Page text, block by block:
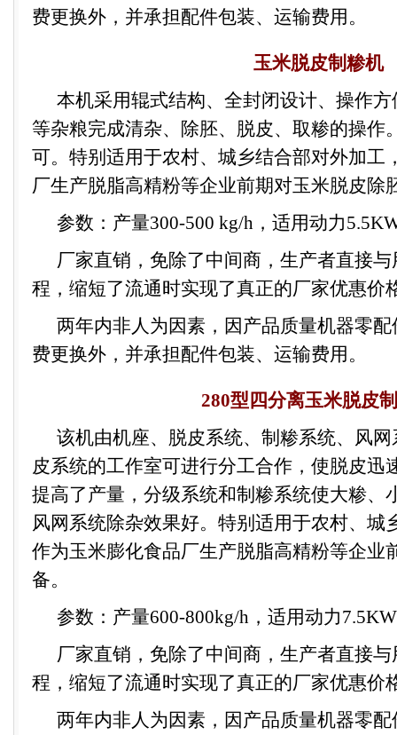
费更换外，并承担配件包装、运输费用。
玉米脱皮制糁机
本机采用辊式结构、全封闭设计、操作
等杂粮完成清杂、除胚、脱皮、取糁的操作
可。特别适用于农村、城乡结合部对外加工
厂生产脱脂高精粉等企业前期对玉米脱皮除
参数：产量300-500 kg/h ，适用动力
厂家直销 ，免除了中间商，生产者直接
程，缩短了流通时实现了真正的厂家优惠价
两年内非人为因素，因产品质量机器零
费更换外，并承担配件包装、运输费用。
280型四分离玉米脱皮
该机由机座、脱皮系统、制糁系统、风
皮系统的工作室可进行分工合作，使脱皮迅
提高了产量，分级系统和制糁系统使大糁、
风网系统除杂效果好。特别适用于农村、城
作为玉米膨化食品厂生产脱脂高精粉等企业
备。
参数：产量600-800kg/h ，适用动力7.5KW
厂家直销 ，免除了中间商，生产者直接
程，缩短了流通时实现了真正的厂家优惠价
两年内非人为因素，因产品质量机器零